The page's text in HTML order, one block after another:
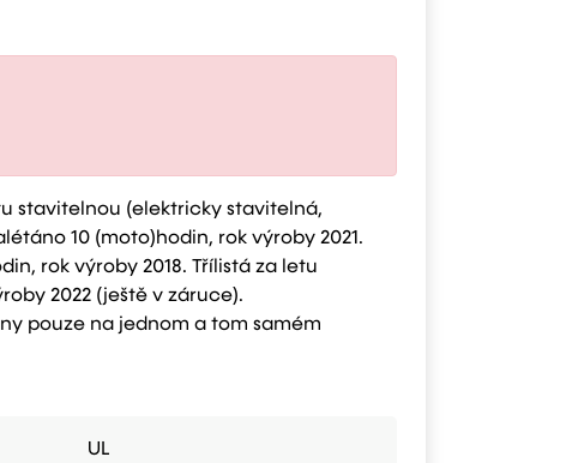
stavitelnou (elektricky stavitelná,
10 (moto)hodin, rok výroby 2021.
rok výroby 2018. Třílistá za letu
2022 (ještě v záruce).
pouze na jednom a tom samém
UL